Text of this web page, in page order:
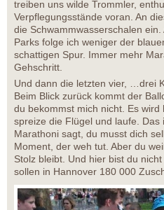
treiben uns wilde Trommler,
Verpflegungsstände voran. An
die Schwammwasserschalen
Parks folge ich weniger der
schattigen Spur. Immer mehr
Gehschritt.
Und dann die letzten vier, …drei
Beim Blick zurück kommt der
du bekommst mich nicht. Es
spreize die Flügel und laufe.
Marathoni sagt, du musst dich
Moment, der weh tut. Aber du
Stolz bleibt. Und hier bist du
sollen in Hannover 180 000